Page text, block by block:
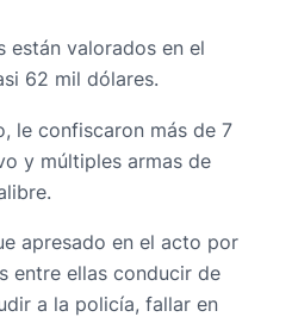
están valorados en el
62 mil dólares.
le confiscaron más de 7
y múltiples armas de
apresado en el acto por
entre ellas conducir de
a la policía, fallar en